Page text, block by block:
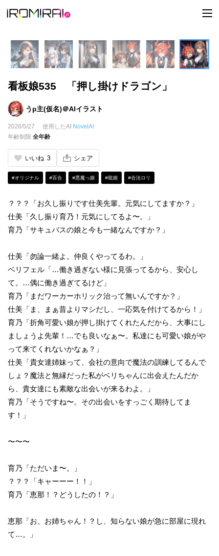
t
o
l
e
n
a
v
看板娘535 「押し掛けドラゴン」
うp主(仮名)＠AIイラスト
2026/5/27 使用したAI NovelAI
年齢制限 全年齢
いいね 3 シェア
#オリジナル #百合 #悪魔っ娘 #龍娘 #合法ロリ
？？？「お久し振りです仕美先輩。元気にしてますか？」
仕美「久し振り育乃！元気にしてるよ〜。」
育乃「サキュバスの娘と今も一緒なんですか？」
仕美「勿論一緒よ。仲良くやってるわ。」
ベリフェル「…働き過ぎない様に見張ってるから、安心し
て。…偶に働き過ぎてるけど」
育乃「まだワーカーホリック治って無いんですか？」
仕美「ま、まぁ昔よりマシだし、一応気を付けてるから！」
育乃「折角可愛い娘が押し掛けてくれたんだから、大事にし
ましょうよ先輩！…でも良いなぁ〜。私達にも可愛い娘がや
って来てくれないかなぁ？」
仕美「貴女達姉妹って、会社の意向で魔法の訓練してるんで
しょ？魔法と無縁だった私がベリちゃんに出会えたんだか
ら、貴女達にも素敵な出会いが来るわよ。」
育乃「そうですね〜。その出会いをすっごく期待してま
す！」
〜〜〜
育乃「ただいま〜。」
？？？「キャーーー！！」
育乃「恵那！？どうしたの！？」
恵那「お、お姉ちゃん！？し、知らない娘が急に部屋に現れ
て…。」